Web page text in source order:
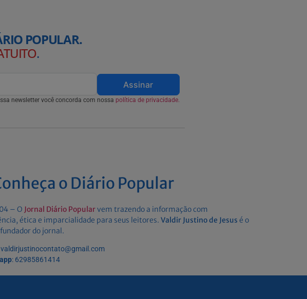
POPULAR.
.
Assinar
newsletter você concorda com nossa política de privacidade.
o Diário Popular
– O Jornal Diário Popularvem trazendo a informação com
ética e imparcialidade para seus leitores. Valdir Justino de Jesus é o
do jornal.
valdirjustinocontato@gmail.com
: 62985861414